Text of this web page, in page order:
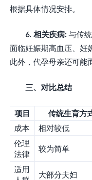
根据具体情况安排。
6. 相关疾病: 与传
面临妊娠期高血压、妊
此外，代孕母亲还可能
三、对比总结
项目 传统生育方
成本
相对较低
伦理
法律
较为简单
适用
大部分夫妇